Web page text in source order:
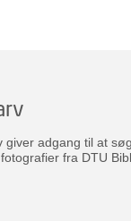
giver adgang til at
fra DTU